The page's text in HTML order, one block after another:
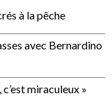
à la pêche
avec Bernardino
miraculeux »